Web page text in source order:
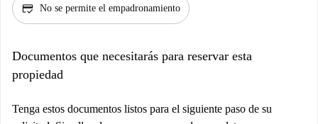
credit_score No se permite el empadronamiento
Documentos que necesitarás para reservar esta
propiedad
Tenga estos documentos listos para el siguiente paso de su